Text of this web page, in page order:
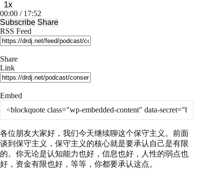
Mute/Unmute
Episode
Rewind
10
Seconds
1x
Fast
Forward
30
seconds
00:00 / 17:52
Subscribe Share
RSS Feed
Share
Link
Embed
各位朋友大家好，我们今天继续聊这个保守主义。前面
谈到保守主义，保守主义的核心就是要承认自己是有限
的。你无论是认知能力也好，信息也好，人性的弱点也
好，资金有限也好，等等，你都要承认这点。